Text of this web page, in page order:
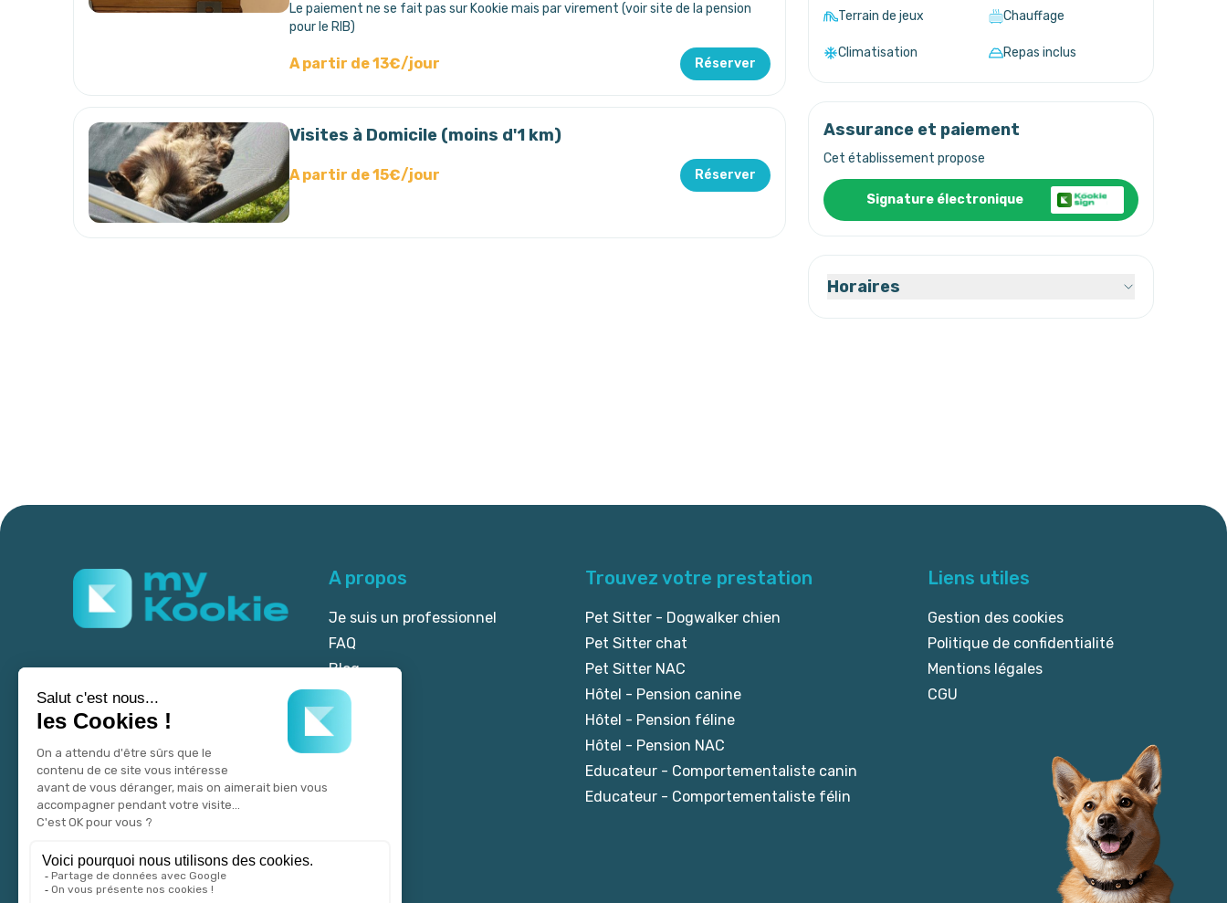
Le paiement ne se fait pas sur Kookie mais par virement (voir site de la pension
A partir de 13€/jour Réserver
Visites à Domicile (moins d'1 km)
A partir de 15€/jour Réserver
Terrain de jeux Chauffage
Climatisation Repas inclus
Assurance et paiement
Cet établissement propose
Signature électronique
Horaires
A propos
Je suis un professionnel
FAQ
Blog
Trouvez votre prestation
Pet Sitter - Dogwalker chien
Pet Sitter chat
Pet Sitter NAC
Hôtel - Pension canine
Hôtel - Pension féline
Hôtel - Pension NAC
Educateur - Comportementaliste canin
Educateur - Comportementaliste félin
Liens utiles
Gestion des cookies
Politique de confidentialité
Mentions légales
CGU